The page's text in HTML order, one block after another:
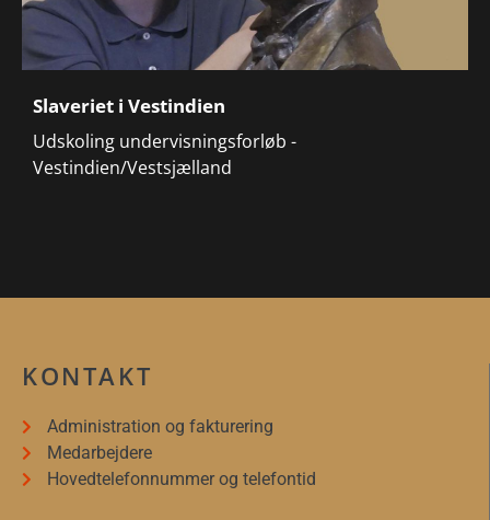
Slaveriet i Vestindien
Udskoling undervisningsforløb -
Vestindien/Vestsjælland
KONTAKT
Administration og fakturering
Medarbejdere
Hovedtelefonnummer og telefontid